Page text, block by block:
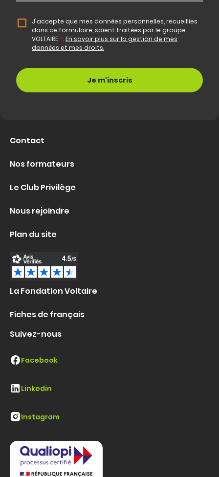
J'accepte que mes données personnelles, recueillies
dans ce formulaire, soient traitées par le groupe
VOLTAIRE *.En savoir plus sur la gestion de mes
données et mes droits.
Contact
Nos formateurs
Le Club Privilège
Nous rejoindre
Plan du site
La Fondation Voltaire
Fiches de français
Suivez-nous
Facebook
Linkedin
Instagram